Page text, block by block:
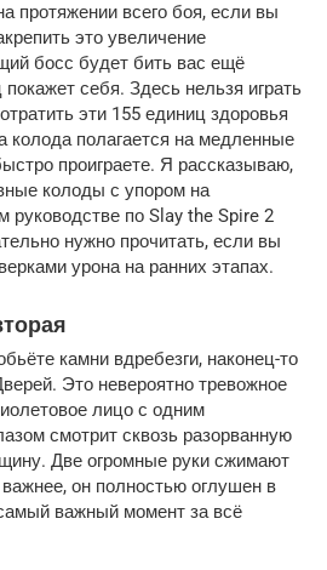
протяжении всего боя, если вы
это увеличение
босс будет бить вас ещё
покажет себя. Здесь нельзя играть
эти 155 единиц здоровья
колода полагается на медленные
проиграете. Я рассказываю,
колоды с упором на
руководстве по Slay the Spire 2
нужно прочитать, если вы
урона на ранних этапах.
камни вдребезги, наконец-то
Это невероятно тревожное
лицо с одним
смотрит сквозь разорванную
Две огромные руки сжимают
он полностью оглушен в
важный момент за всё